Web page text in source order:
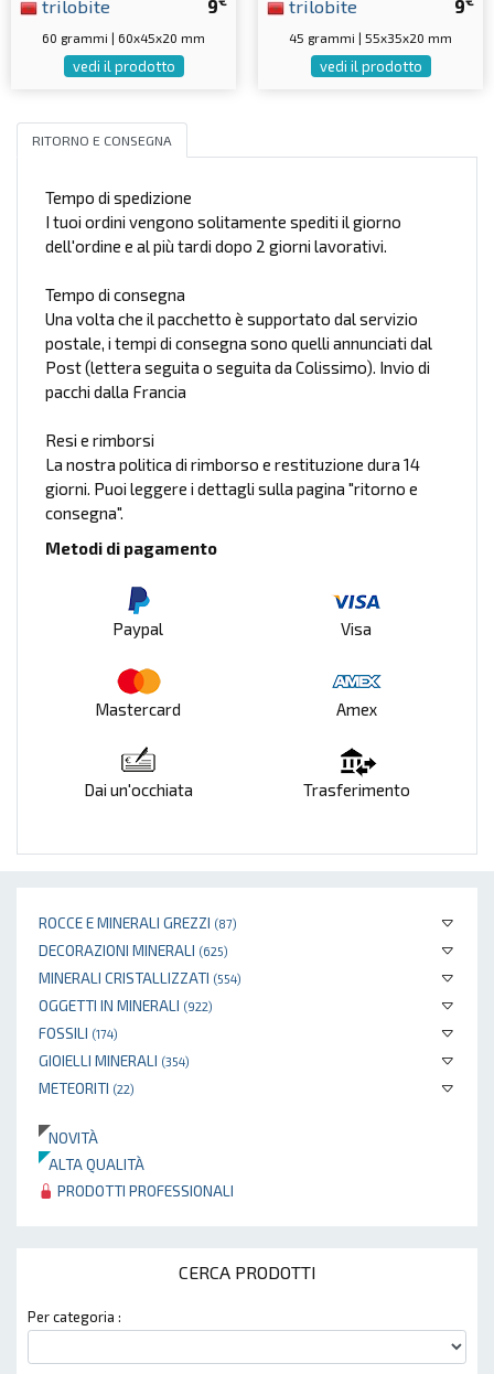
ROCCE E MINERALI GREZZI (87)
DECORAZIONI MINERALI (625)
MINERALI CRISTALLIZZATI (554)
OGGETTI IN MINERALI (922)
FOSSILI (174)
GIOIELLI MINERALI (354)
METEORITI (22)
NOVITÀ
ALTA QUALITÀ
PRODOTTI PROFESSIONALI
CERCA PRODOTTI
Per categoria :
9
trilobite
60 grammi | 60x45x20 mm
vedi il prodotto
9
trilobite
45 grammi | 55x35x20 mm
vedi il prodotto
RITORNO E CONSEGNA
Tempo di spedizione
I tuoi ordini vengono solitamente spediti il giorno
dell'ordine e al più tardi dopo 2 giorni lavorativi.
Tempo di consegna
Una volta che il pacchetto è supportato dal servizio
postale, i tempi di consegna sono quelli annunciati dal
Post (lettera seguita o seguita da Colissimo). Invio di
pacchi dalla Francia
Resi e rimborsi
La nostra politica di rimborso e restituzione dura 14
giorni. Puoi leggere i dettagli sulla pagina "ritorno e
consegna".
Metodi di pagamento
Paypal Visa
Mastercard Amex
Dai un'occhiata Trasferimento